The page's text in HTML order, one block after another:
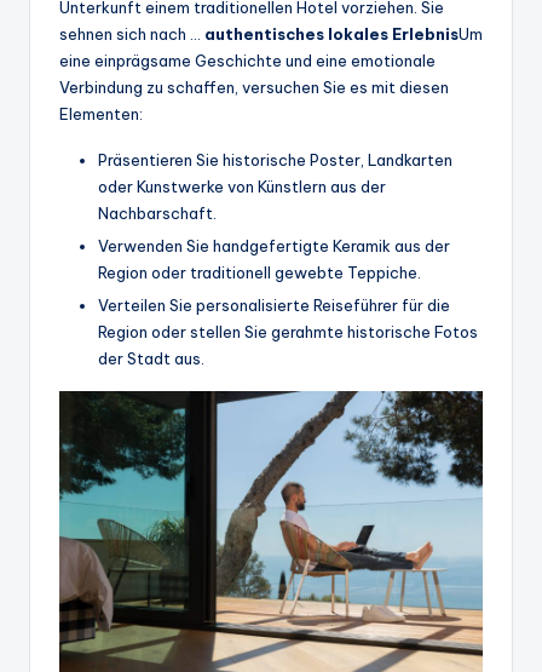
Unterkunft einem traditionellen Hotel vorziehen. Sie
sehnen sich nach … authentisches lokales ErlebnisUm
eine einprägsame Geschichte und eine emotionale
Verbindung zu schaffen, versuchen Sie es mit diesen
Elementen:
Präsentieren Sie historische Poster, Landkarten
oder Kunstwerke von Künstlern aus der
Nachbarschaft.
Verwenden Sie handgefertigte Keramik aus der
Region oder traditionell gewebte Teppiche.
Verteilen Sie personalisierte Reiseführer für die
Region oder stellen Sie gerahmte historische Fotos
der Stadt aus.